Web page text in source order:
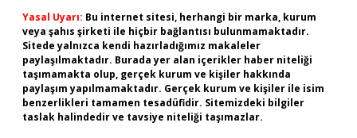
Yasal Uyarı: Bu internet sitesi, herhangi bir marka, kurum
veya şahıs şirketi ile hiçbir bağlantısı bulunmamaktadır.
Sitede yalnızca kendi hazırladığımız makaleler
paylaşılmaktadır. Burada yer alan içerikler haber niteliği
taşımamakta olup, gerçek kurum ve kişiler hakkında
paylaşım yapılmamaktadır. Gerçek kurum ve kişiler ile isim
benzerlikleri tamamen tesadüfidir. Sitemizdeki bilgiler
taslak halindedir ve tavsiye niteliği taşımazlar.